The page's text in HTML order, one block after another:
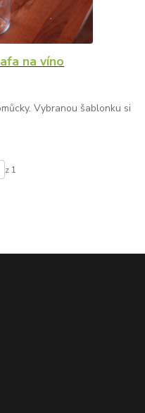
na víno
Vybranou šablonku si
z 1